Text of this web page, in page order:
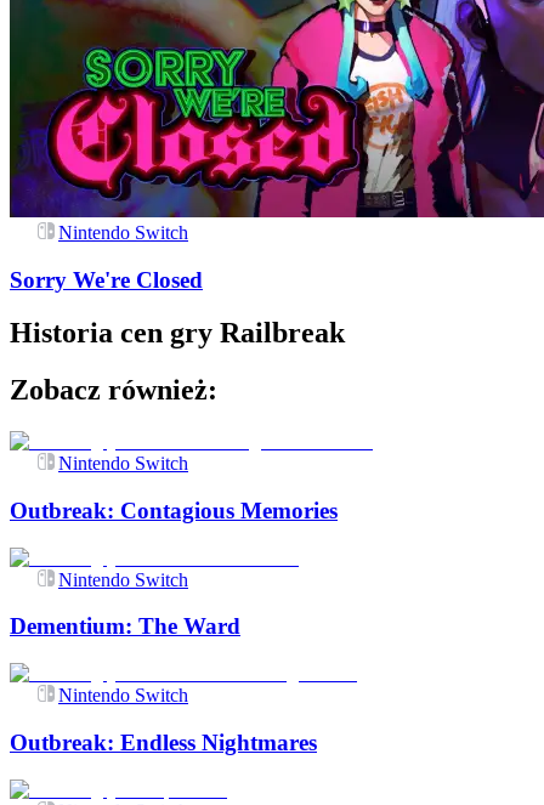
Nintendo Switch
Sorry We're Closed
Historia cen gry Railbreak
Zobacz również:
Nintendo Switch
Outbreak: Contagious Memories
Nintendo Switch
Dementium: The Ward
Nintendo Switch
Outbreak: Endless Nightmares